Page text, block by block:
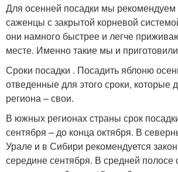
Для осенней посадки мы рекомендуем
саженцы с закрытой корневой
они намного быстрее и легче
месте. Именно такие мы и
Сроки посадки . Посадить яблоню
отведенные для этого сроки, которые
региона – свои.
В южных регионах страны срок
сентября – до конца октября. В
Урале и в Сибири рекомендуется
середине сентября. В средней